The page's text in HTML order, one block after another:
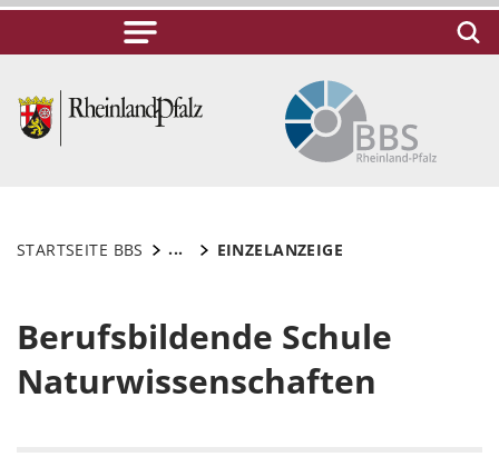
STARTSEITE BBS ... EINZELANZEIGE
Berufsbildende Schule
Naturwissenschaften